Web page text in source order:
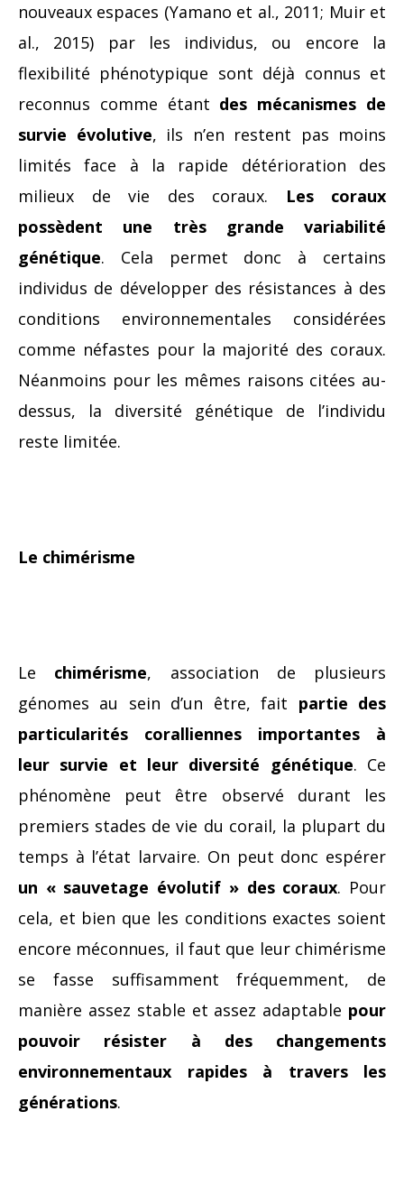
nouveaux espaces (Yamano et al., 2011; Muir et
al., 2015) par les individus, ou encore la
flexibilité phénotypique sont déjà connus et
reconnus comme étant des mécanismes de
survie évolutive, ils n’en restent pas moins
limités face à la rapide détérioration des
milieux de vie des coraux.
Les coraux
possèdent une très grande variabilité
génétique. Cela permet donc à certains
individus de développer des résistances à des
conditions environnementales considérées
comme néfastes pour la majorité des coraux.
Néanmoins pour les mêmes raisons citées au-
dessus, la diversité génétique de l’individu
reste limitée.
Le chimérisme
Le chimérisme, association de plusieurs
génomes au sein d’un être, fait partie des
particularités coralliennes importantes à
leur survie et leur diversité génétique. Ce
phénomène peut être observé durant les
premiers stades de vie du corail, la plupart du
temps à l’état larvaire. On peut donc espérer
un « sauvetage évolutif » des coraux. Pour
cela, et bien que les conditions exactes soient
encore méconnues, il faut que leur chimérisme
se fasse suffisamment fréquemment, de
manière assez stable et assez adaptable pour
pouvoir résister à des changements
environnementaux rapides à travers les
générations.